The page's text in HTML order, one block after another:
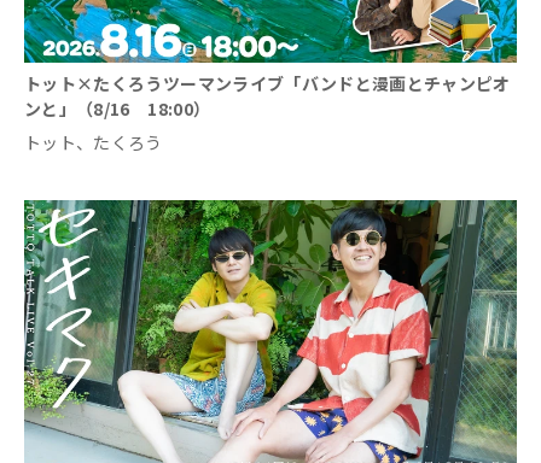
トット×たくろうツーマンライブ「バンドと漫画とチャンピオ
ンと」（8/16 18:00）
トット、たくろう